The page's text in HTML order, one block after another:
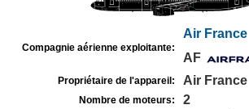
Compagnie aérienne exploitante:
Air France
AF
Propriétaire de l'appareil: Air France
Nombre de moteurs: 2